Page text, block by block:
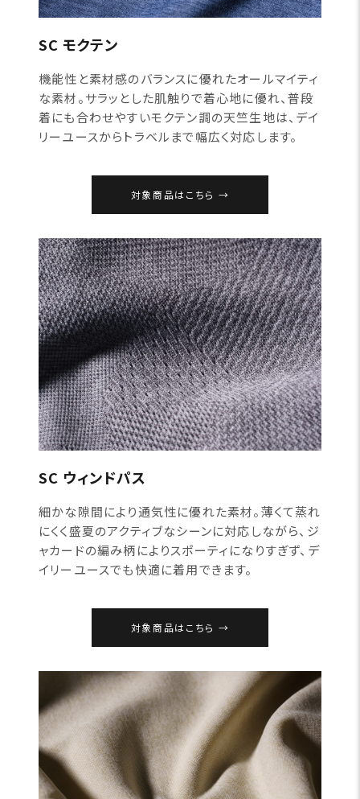
SC モクテン
機能性と素材感のバランスに優れたオールマイティ
な素材。サラッとした肌触りで着心地に優れ、普段
着にも合わせやすいモクテン調の天竺生地は、デイ
リーユースからトラベルまで幅広く対応します。
対象商品はこちら
SC ウィンドパス
細かな隙間により通気性に優れた素材。薄くて蒸れ
にくく盛夏のアクティブなシーンに対応しながら、ジ
ャカードの編み柄によりスポーティになりすぎず、デ
イリーユースでも快適に着用できます。
対象商品はこちら